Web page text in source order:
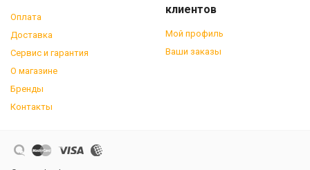
Оплата
Доставка
Сервис и гарантия
О магазине
Бренды
Контакты
клиентов
Мой профиль
Ваши заказы